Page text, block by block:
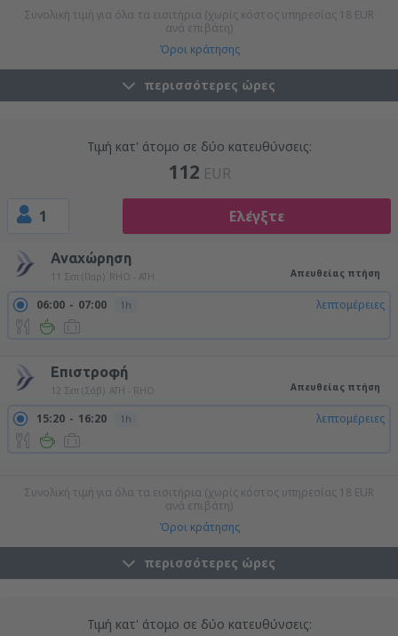
Συνολική τιμή για όλα τα εισιτήρια (χωρίς κόστος υπηρεσίας 18 EUR
ανά επιβάτη)
Όροι κράτησης
περισσότερες ώρες
Τιμή κατ' άτομο σε δύο κατευθύνσεις:
112 EUR
1 Ελέγξτε
Αναχώρηση
11 Σεπ (Παρ) RHO - ATH Απευθείας πτήση
06:00 07:00 1h λεπτομέρειες
Επιστροφή
12 Σεπ (Σάβ) ATH - RHO Απευθείας πτήση
15:20 16:20 1h λεπτομέρειες
Συνολική τιμή για όλα τα εισιτήρια (χωρίς κόστος υπηρεσίας 18 EUR
ανά επιβάτη)
Όροι κράτησης
περισσότερες ώρες
Τιμή κατ' άτομο σε δύο κατευθύνσεις: